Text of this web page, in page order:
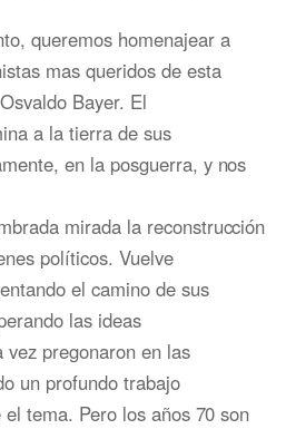
queremos homenajear a
mas queridos de esta
Bayer. El
a la tierra de sus
en la posguerra, y nos
mirada la reconstrucción
políticos. Vuelve
el camino de sus
las ideas
vez pregonaron en las
un profundo trabajo
tema. Pero los años 70 son